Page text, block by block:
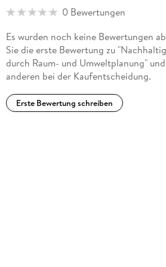
0 Bewertungen
Es wurden noch keine Bewertungen
Sie die erste Bewertung zu
durch Raum- und Umweltplanung"
anderen bei der Kaufentscheidung.
Erste Bewertung schreiben